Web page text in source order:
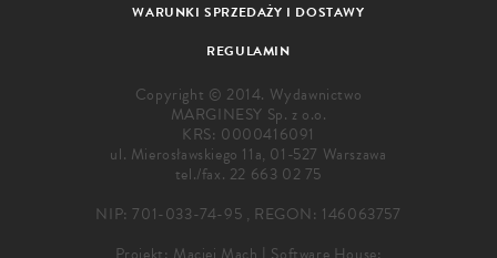
WARUNKI SPRZEDAŻY I DOSTAWY
REGULAMIN
Copyright © 2014. Wydawnictwo
MARGINESY Sp. z o.o.
KRS: 0000416091
ul. Mierosławskiego 11a, 01-527 Warszawa
tel./fax. 22 663 02 75
NIP: 701-033-74-95 , REGON: 146063757